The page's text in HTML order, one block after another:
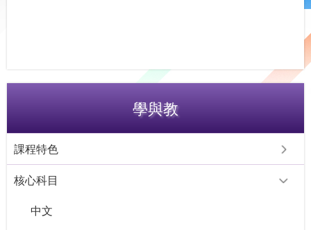
學與教
課程特色
核心科目
中文